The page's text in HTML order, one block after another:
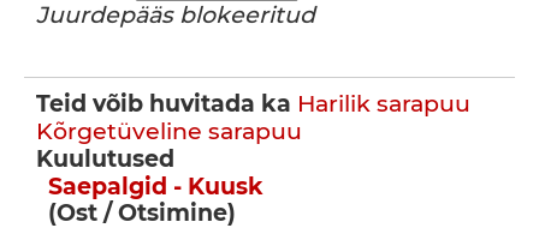
Juurdepääs blokeeritud
Teid võib huvitada ka Harilik sarapuu
Kõrgetüveline sarapuu
Kuulutused
Saepalgid - Kuusk
(Ost / Otsimine)